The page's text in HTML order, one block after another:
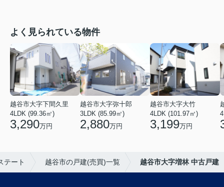
よく見られている物件
越谷市大字下間久里
4LDK (99.36㎡)
3,290万円
越谷市大字弥十郎
3LDK (85.99㎡)
2,880万円
越谷市大字大竹
4LDK (101.97㎡)
3,199万円
テート 越谷市の戸建(売買)一覧 越谷市大字増林 中古戸建